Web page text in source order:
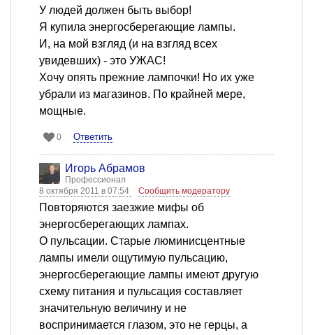
У людей должен быть выбор!
Я купила энергосберегающие лампы.
И, на мой взгляд (и на взгляд всех
увидевших) - это УЖАС!
Хочу опять прежние лампочки! Но их уже
убрали из магазинов. По крайней мере,
мощные.
0 Ответить
Игорь Абрамов
Профессионал
8 октября 2011 в 07:54
Сообщить модератору
Повторяются заезжие мифы об
энергосберегающих лампах.
О пульсации. Старые люминисцентные
лампы имели ощутимую пульсацию,
энергосберегающие лампы имеют другую
схему питания и пульсация составляет
значительную величину и не
воспринимается глазом, это не герцы, а